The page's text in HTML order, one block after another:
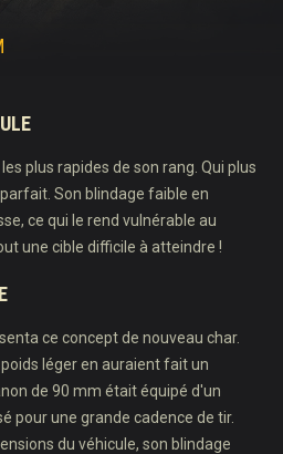
plus rapides de son rang. Qui plus
Son blindage faible en
ce qui le rend vulnérable au
une cible difficile à atteindre !
ce concept de nouveau char.
léger en auraient fait un
de 90 mm était équipé d'un
pour une grande cadence de tir.
du véhicule, son blindage